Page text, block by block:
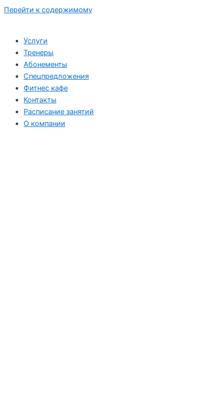
Перейти к содержимому
Услуги
Тренеры
Абонементы
Спецпредложения
Фитнес кафе
Контакты
Расписание занятий
О компании